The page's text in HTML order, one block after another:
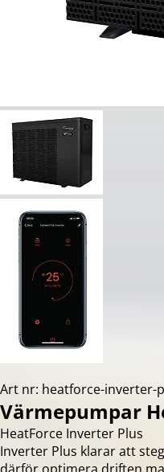
Art nr: heatforce-inverter-
Värmepumpar
HeatForce Inverter Plus
Inverter Plus klarar att